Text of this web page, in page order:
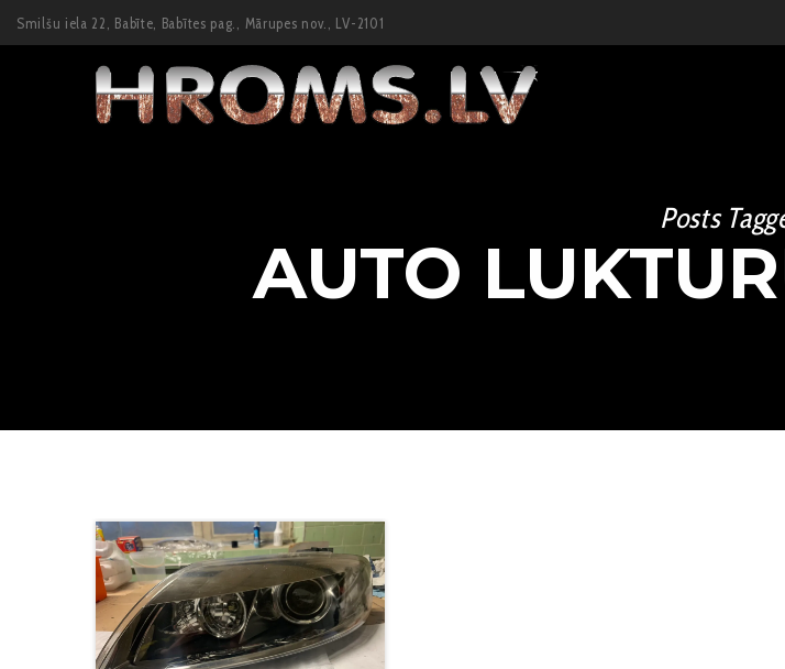
Smilšu iela 22, Babīte, Babītes pag., Mārupes nov., LV-2101
Posts
AUTO